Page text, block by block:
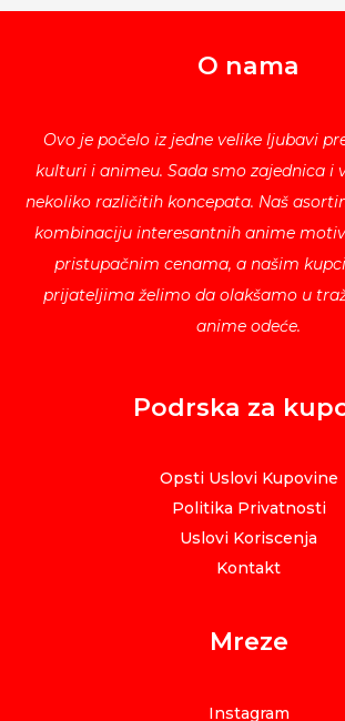
O nama
Ovo je počelo iz jedne velike ljubavi
kulturi i animeu. Sada smo zajednica i
nekoliko različitih koncepata. Naš
kombinaciju interesantnih anime
pristupačnim cenama, a našim
prijateljima želimo da olakšamo u
anime odeće.
Podrska za
Opsti Uslovi Kupovine
Politika Privatnosti
Uslovi Koriscenja
Kontakt
Mreze
Instagram